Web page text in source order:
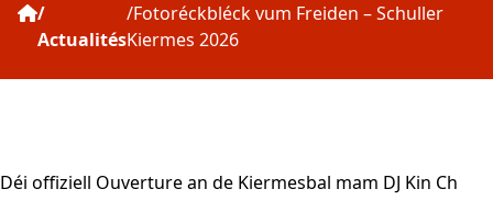
Actualités
Fotoréckbléck vum Freiden – Schuller
Kiermes 2026
Déi offiziell Ouverture an de Kiermesbal mam DJ Kin Ch